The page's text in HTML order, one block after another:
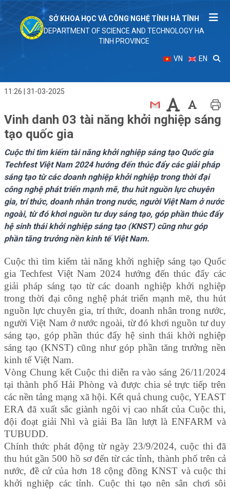
SỞ KHOA HỌC VÀ CÔNG NGHỆ TỈNH HÀ TĨNH
DEPARTMENT OF SCIENCE AND TECHNOLOGY HA
TINH PROVINCE
VN EN
11:26 | 31-03-2025
Vinh danh 03 tài năng khởi nghiệp sáng
tạo quốc gia
Cuộc thi tìm kiếm tài năng khởi nghiệp sáng tạo Quốc gia
Techfest Việt Nam 2024 hướng đến thúc đẩy các giải pháp
sáng tạo từ các doanh nghiệp khởi nghiệp trong thời đại
công nghệ phát triển mạnh mẽ, thu hút nguồn lực chuyên
gia, trí thức, doanh nhân trong nước, người Việt Nam ở nước
ngoài, từ đó khơi nguồn tư duy sáng tạo, góp phần thúc đẩy
hệ sinh thái khởi nghiệp sáng tạo (KNST) cũng như góp
phần tăng trưởng nền kinh tế Việt Nam.
Cuộc thi tìm kiếm tài năng khởi nghiệp sáng tạo Quốc
gia Techfest Việt Nam 2024 hướng đến thúc đẩy các
giải pháp sáng tạo từ các doanh nghiệp khởi nghiệp
trong thời đại công nghệ phát triển mạnh mẽ, thu hút
nguồn lực chuyên gia, trí thức, doanh nhân trong nước,
người Việt Nam ở nước ngoài, từ đó khơi nguồn tư duy
sáng tạo, góp phần thúc đẩy hệ sinh thái khởi nghiệp
sáng tạo (KNST) cũng như góp phần tăng trưởng nền
kinh tế Việt Nam.
Vòng Chung kết Cuộc thi diễn ra vào sáng 26/11/2024
tại thành phố Hải Phòng và được chia sẻ trực tiếp trên
các nền tảng mạng xã hội. Kết quả chung cuộc, YEAST
ERA đã xuất sắc giành ngôi vị cao nhất của Cuộc thi,
đội đoạt giải Nhì và giải Ba lần lượt là ENFARM và
TUBUDD.
Chính thức phát động từ ngày 23/9/2024, cuộc thi đã
thu hút gần 500 hồ sơ đến từ các tỉnh, thành phố trên cả
nước, đề cử của hơn 18 cộng đồng KNST và cuộc thi
khởi nghiệp các tỉnh. Cuộc thi tạo nên sân chơi sôi